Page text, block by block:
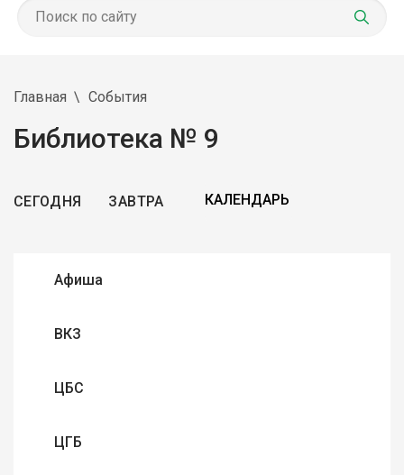
Главная События
Библиотека № 9
СЕГОДНЯ ЗАВТРА
Афиша
ВКЗ
ЦБС
ЦГБ